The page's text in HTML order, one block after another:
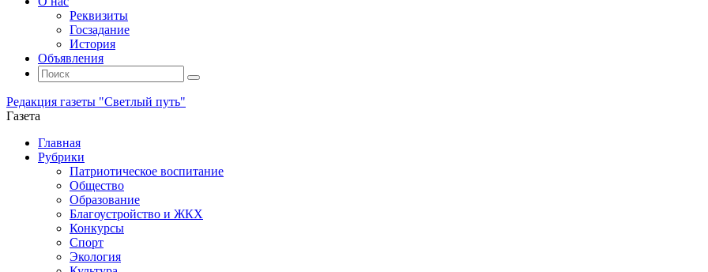
Реквизиты
Госзадание
История
Объявления
Поиск
Искать:
Поиск
Редакция газеты "Светлый путь"
Газета
Промотать
содержимому
Главная
Рубрики
Патриотическое воспитание
Общество
Образование
Благоустройство и ЖКХ
Конкурсы
Спорт
Экология